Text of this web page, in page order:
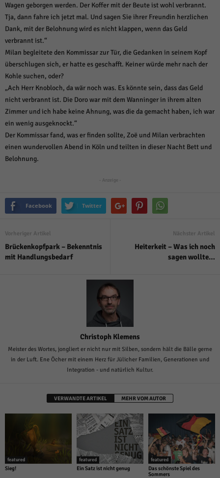
Wagen geborgen werden. Der Koffer mit der Beute ist wohl verbrannt.
Tja, dann fahre ich jetzt mal. Und sagen Sie ihrer Freundin herzlichen
Dank, mit der Belohnung wird es nicht klappen, wenn das Geld
verbrannt ist.“
Milan begleitete den Kommissar zur Tür, die Gedanken in seinem Kopf
überschlugen sich, er hatte es geschafft. Keiner würde mehr nach der
Kohle suchen, oder?
„Ach Herr Knobloch, da wär noch was. Es könnte sein, dass das Geld
nicht verbrannt ist. Die Doro war mit dem Wanninger in ihrem alten
Zimmer und ich habe keine Ahnung, was die da gemacht haben, ich war
ein wenig ausgeknockt.“
Der Kommissar fand, was er finden sollte, Zoë und Milan verbrachten
einen wundervollen Abend in Köln und teilten in dieser Nacht Bett und
Belohnung.
- Anzeige -
Facebook Twitter
Vorheriger Artikel
Brückenkopfpark – Bekenntnis
mit Handlungsbedarf
Nächster Artikel
Heiterkeit – Was ich noch
sagen wollte…
Christoph Klemens
Meister des Wortes, jongliert er nicht nur mit Silben, sondern hält die Bälle gerne
in der Luft. Ene Öcher mit einem Herz für Jülicher Familien, Generationen und
Integration - und natürlich Kultur.
VERWANDTE ARTIKEL MEHR VOM AUTOR
featured
Sieg!
featured
Ein Satz ist nicht genug
featured
Das schönste Spiel des
Sommers